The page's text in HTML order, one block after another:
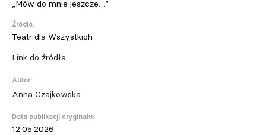
„Mów do mnie jeszcze…”
Źródło:
Teatr dla Wszystkich
Link do źródła
Autor:
Anna Czajkowska
Data publikacji oryginału:
12.05.2026